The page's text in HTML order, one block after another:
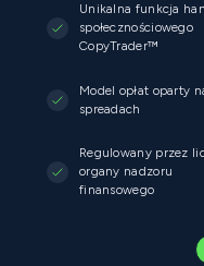
Unikalna funkcja
społecznościowego
CopyTrader™
Model opłat oparty
spreadach
Regulowany przez
organy nadzoru
finansowego